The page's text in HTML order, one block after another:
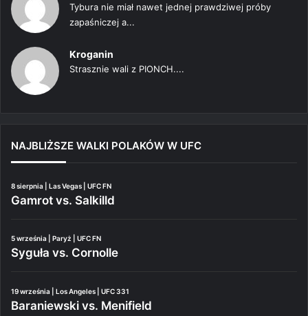
Tybura nie miał nawet jednej prawdziwej próby
zapaśniczej a...
Kroganin
Strasznie wali z PIONCH....
NAJBLIŻSZE WALKI POLAKÓW W UFC
8 sierpnia | Las Vegas | UFC FN
Gamrot vs. Salkilld
5 września | Paryż | UFC FN
Syguła vs. Cornolle
19 września | Los Angeles | UFC 331
Baraniewski vs. Menifield